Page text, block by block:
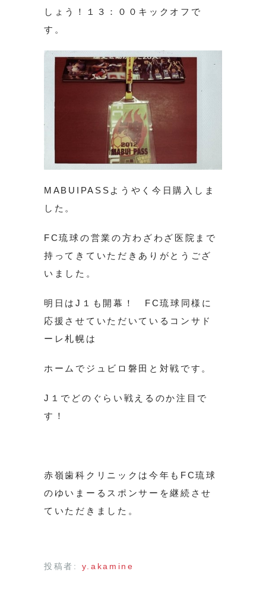
しょう！１３：００キックオフで
す。
MABUIPASSようやく今日購入しま
した。
FC琉球の営業の方わざわざ医院まで
持ってきていただきありがとうござ
いました。
明日はJ１も開幕！ FC琉球同様に
応援させていただいているコンサド
ーレ札幌は
ホームでジュビロ磐田と対戦です。
J１でどのぐらい戦えるのか注目で
す！
赤嶺歯科クリニックは今年もFC琉球
のゆいまーるスポンサーを継続させ
ていただきました。
投稿者: y.akamine